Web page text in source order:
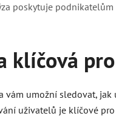
poskytuje
klíčová
vám umožní sledovat,
uživatelů je klíčové